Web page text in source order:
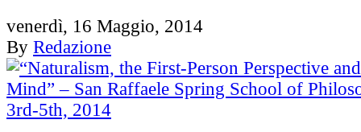
venerdì, 16 Maggio, 2014
By Redazione